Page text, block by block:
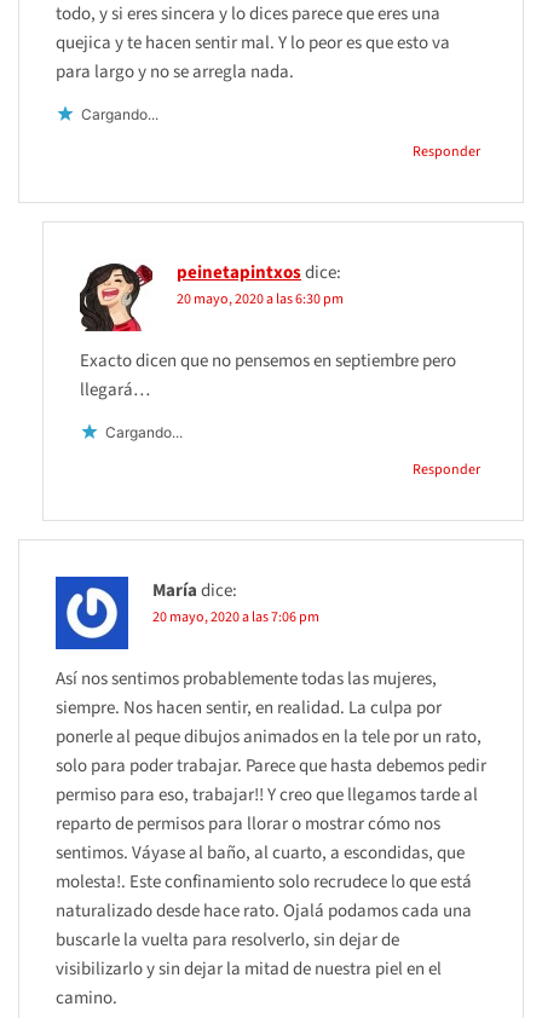
todo, y si eres sincera y lo dices parece que eres una
quejica y te hacen sentir mal. Y lo peor es que esto va
para largo y no se arregla nada.
Cargando...
Responder
peinetapintxosdice:
20 mayo, 2020 a las 6:30 pm
Exacto dicen que no pensemos en septiembre pero
llegará…
Cargando...
Responder
Maríadice:
20 mayo, 2020 a las 7:06 pm
Así nos sentimos probablemente todas las mujeres,
siempre. Nos hacen sentir, en realidad. La culpa por
ponerle al peque dibujos animados en la tele por un rato,
solo para poder trabajar. Parece que hasta debemos pedir
permiso para eso, trabajar!! Y creo que llegamos tarde al
reparto de permisos para llorar o mostrar cómo nos
sentimos. Váyase al baño, al cuarto, a escondidas, que
molesta!. Este confinamiento solo recrudece lo que está
naturalizado desde hace rato. Ojalá podamos cada una
buscarle la vuelta para resolverlo, sin dejar de
visibilizarlo y sin dejar la mitad de nuestra piel en el
camino.